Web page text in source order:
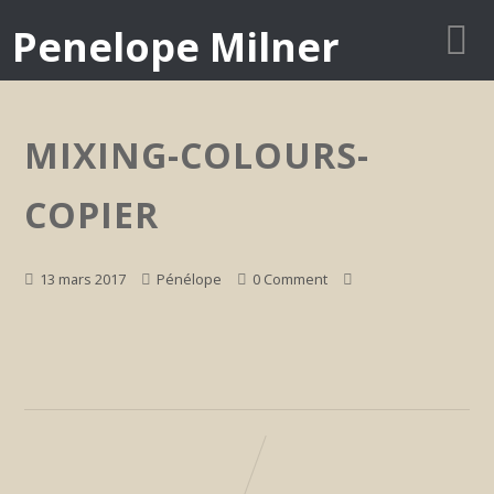
Penelope Milner
MIXING-COLOURS-
COPIER
13 mars 2017 Pénélope 0 Comment